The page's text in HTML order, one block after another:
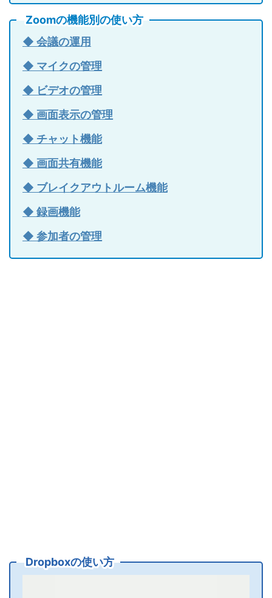
Zoomの機能別の使い方
◆ 会議の運用
◆ マイクの管理
◆ ビデオの管理
◆ 画面表示の管理
◆ チャット機能
◆ 画面共有機能
◆ ブレイクアウトルーム機能
◆ 録画機能
◆ 参加者の管理
Dropboxの使い方